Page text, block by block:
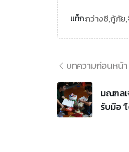
แท็ก:กว่างซี,กู้ภัย,
บทความก่อนหน้า
มณฑลเ
รับมือ